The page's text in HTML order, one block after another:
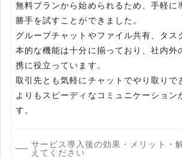
無料プランから始められるため、手軽に
勝手を試すことができました。
グループチャットやファイル共有、タス
本的な機能は十分に揃っており、社内外
携に役立っています。
取引先とも気軽にチャットでやり取りで
よりもスピーディなコミュニケーション
す。
サービス導入後の効果・メリット・
えてください